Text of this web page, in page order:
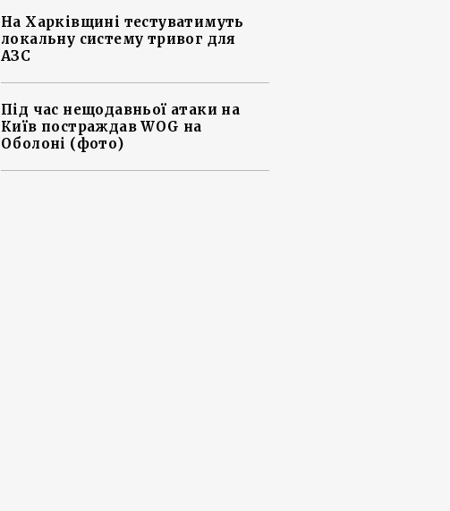
На Харківщині тестуватимуть
локальну систему тривог для
АЗС
Під час нещодавньої атаки на
Київ постраждав WOG на
Оболоні (фото)